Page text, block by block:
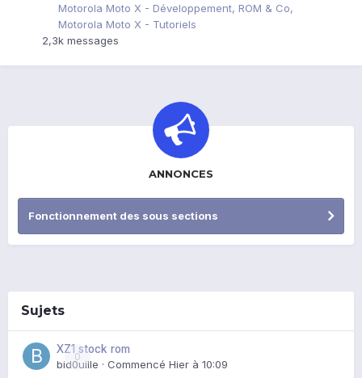
Motorola Moto X - Développement, ROM & Co
Motorola Moto X - Tutoriels
2,3k messages
ANNONCES
Fonctionnement des sous sections
Sujets
0
XZ1 stock rom
bid0uille · Commencé Hier à 10:09